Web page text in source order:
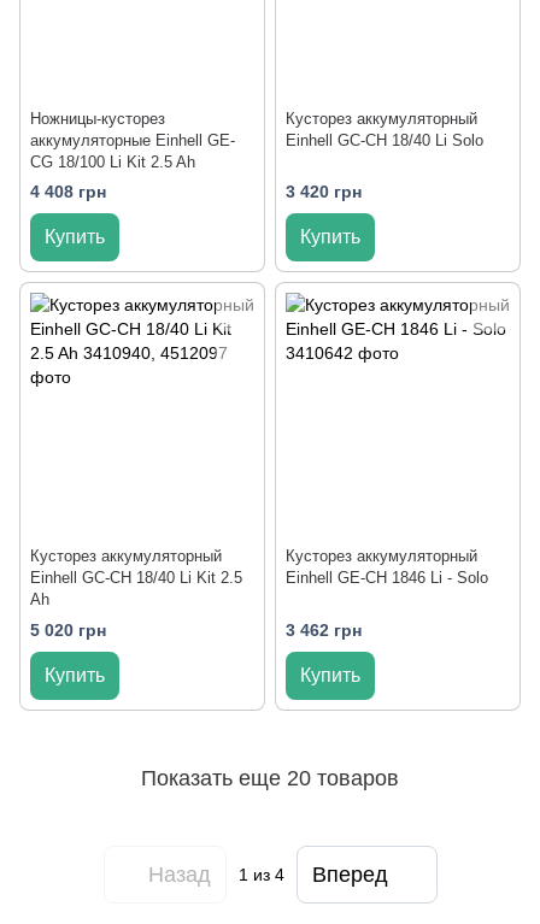
Ножницы-кусторез
аккумуляторные Einhell GE-
CG 18/100 Li Kit 2.5 Ah
4 408 грн
Купить
Кусторез аккумуляторный
Einhell GC-CH 18/40 Li Solo
3 420 грн
Купить
Кусторез аккумуляторный
Einhell GC-CH 18/40 Li Kit 2.5
Ah
5 020 грн
Купить
Кусторез аккумуляторный
Einhell GE-CH 1846 Li - Solo
3 462 грн
Купить
Показать еще 20 товаров
Назад 1 из 4 Вперед